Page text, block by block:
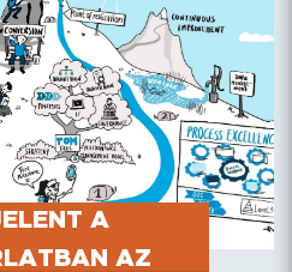
A
AZ